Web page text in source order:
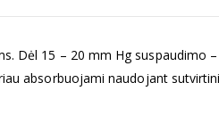
Dėl 15 – 20 mm Hg suspaudimo
absorbuojami naudojant